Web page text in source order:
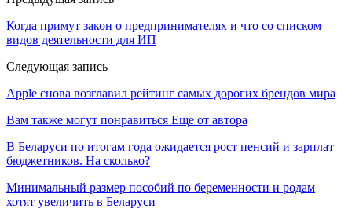
Когда примут закон о предпринимателях и что со списком
видов деятельности для ИП
Следующая запись
Apple снова возглавил рейтинг самых дорогих брендов мира
Вам также могут понравиться Еще от автора
В Беларуси по итогам года ожидается рост пенсий и зарплат
бюджетников. На сколько?
Минимальный размер пособий по беременности и родам
хотят увеличить в Беларуси